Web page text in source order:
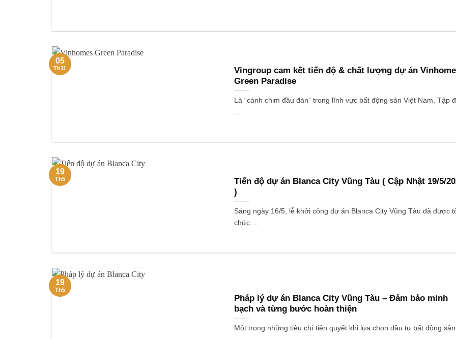
Vingroup cam kết tiến độ & chất lượng dự án
Green Paradise
Là “cánh chim đầu đàn” trong lĩnh vực bất động sản Việt Nam, Tập
05
Th11
Tiến độ dự án Blanca City Vũng Tàu ( Cập Nhật 19/5/
)
Sáng ngày 16/5, lễ khởi công dự án Blanca City Vũng Tàu đã được
chức ...
19
Th5
Pháp lý dự án Blanca City Vũng Tàu – Đảm bảo minh
bạch và từng bước hoàn thiện
Một trong những tiêu chí tiên quyết khi lựa chọn đầu tư bất động sản
19
Th5